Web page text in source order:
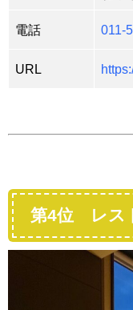
電話 011-
URL
第4位 レス